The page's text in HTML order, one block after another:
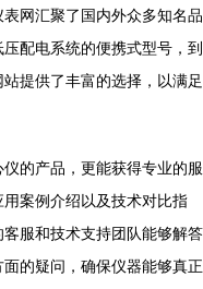
网汇聚了国内外众多知名品
配电系统的便携式型号，到
提供了丰富的选择，以满足
的产品，更能获得专业的服
案例介绍以及技术对比指
服和技术支持团队能够解答
的疑问，确保仪器能够真正